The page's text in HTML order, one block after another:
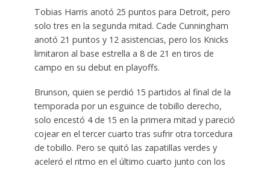
Tobias Harris anotó 25 puntos para Detroit, pero
solo tres en la segunda mitad. Cade Cunningham
anotó 21 puntos y 12 asistencias, pero los Knicks
limitaron al base estrella a 8 de 21 en tiros de
campo en su debut en playoffs.
Brunson, quien se perdió 15 partidos al final de la
temporada por un esguince de tobillo derecho,
solo encestó 4 de 15 en la primera mitad y pareció
cojear en el tercer cuarto tras sufrir otra torcedura
de tobillo. Pero se quitó las zapatillas verdes y
aceleró el ritmo en el último cuarto junto con los